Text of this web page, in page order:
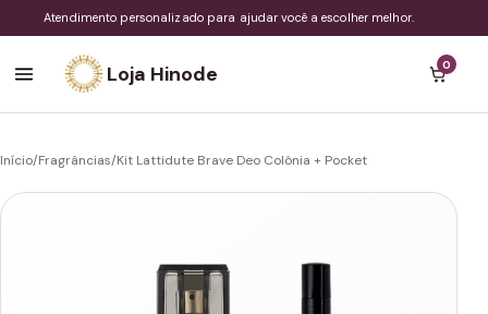
Atendimento personalizado para ajudar você a escolher melhor.
Loja Hinode 0
Início/Fragrâncias/Kit Lattidute Brave Deo Colônia + Pocket